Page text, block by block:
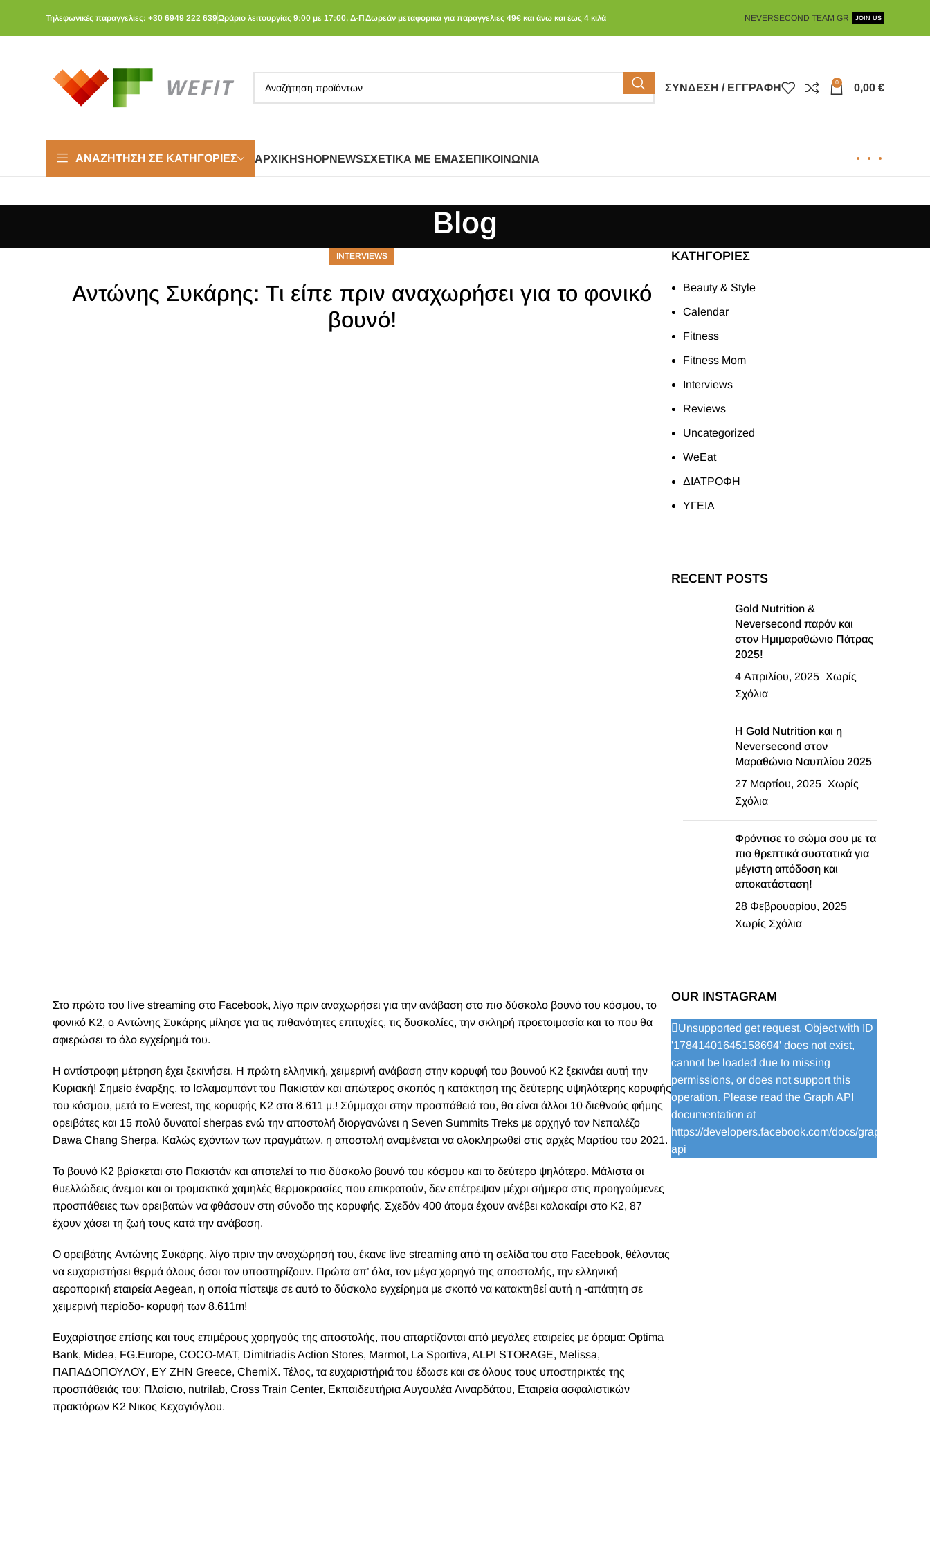
Τηλεφωνικές παραγγελίες: +30 6949 222 639Ωράριο λειτουργίας 9:00 με 17:00, Δ-ΠΔωρεάν μεταφορικά για παραγγελίες 49€ και άνω και έως 4 κιλά NEVERSECOND TEAM GR JOIN US
ΣΎΝΔΕΣΗ / ΕΓΓΡΑΦΉ 0 0,00 €
ΑΝΑΖΉΤΗΣΗ ΣΕ ΚΑΤΗΓΟΡΊΕΣ ΑΡΧΙΚΉSHOPNEWSΣΧΕΤΙΚΆ ΜΕ ΕΜΆΣΕΠΙΚΟΙΝΩΝΊΑ
Blog
INTERVIEWS
Αντώνης Συκάρης: Τι είπε πριν αναχωρήσει για το φονικό
βουνό!
Στο πρώτο του live streaming στο Facebook, λίγο πριν αναχωρήσει για την ανάβαση στο πιο δύσκολο βουνό του κόσμου, το
φονικό Κ2, o Αντώνης Συκάρης μίλησε για τις πιθανότητες επιτυχίες, τις δυσκολίες, την σκληρή προετοιμασία και το που θα
αφιερώσει το όλο εγχείρημά του.
Η αντίστροφη μέτρηση έχει ξεκινήσει. Η πρώτη ελληνική, χειμερινή ανάβαση στην κορυφή του βουνού K2 ξεκινάει αυτή την
Κυριακή! Σημείο έναρξης, το Ισλαμαμπάντ του Πακιστάν και απώτερος σκοπός η κατάκτηση της δεύτερης υψηλότερης κορυφής
του κόσμου, μετά το Everest, της κορυφής Κ2 στα 8.611 μ.! Σύμμαχοι στην προσπάθειά του, θα είναι άλλοι 10 διεθνούς φήμης
ορειβάτες και 15 πολύ δυνατοί sherpas ενώ την αποστολή διοργανώνει η Seven Summits Treks με αρχηγό τον Νεπαλέζο
Dawa Chang Sherpa. Καλώς εχόντων των πραγμάτων, η αποστολή αναμένεται να ολοκληρωθεί στις αρχές Μαρτίου του 2021.
Το βουνό Κ2 βρίσκεται στο Πακιστάν και αποτελεί το πιο δύσκολο βουνό του κόσμου και το δεύτερο ψηλότερο. Μάλιστα οι
θυελλώδεις άνεμοι και οι τρομακτικά χαμηλές θερμοκρασίες που επικρατούν, δεν επέτρεψαν μέχρι σήμερα στις προηγούμενες
προσπάθειες των ορειβατών να φθάσουν στη σύνοδο της κορυφής. Σχεδόν 400 άτομα έχουν ανέβει καλοκαίρι στο Κ2, 87
έχουν χάσει τη ζωή τους κατά την ανάβαση.
Ο ορειβάτης Αντώνης Συκάρης, λίγο πριν την αναχώρησή του, έκανε live streaming από τη σελίδα του στο Facebook, θέλοντας
να ευχαριστήσει θερμά όλους όσοι τον υποστηρίζουν. Πρώτα απ’ όλα, τον μέγα χορηγό της αποστολής, την ελληνική
αεροπορική εταιρεία Aegean, η οποία πίστεψε σε αυτό το δύσκολο εγχείρημα με σκοπό να κατακτηθεί αυτή η -απάτητη σε
χειμερινή περίοδο- κορυφή των 8.611m!
Ευχαρίστησε επίσης και τους επιμέρους χορηγούς της αποστολής, που απαρτίζονται από μεγάλες εταιρείες με όραμα: Optima
Bank, Midea, FG.Europe, COCO-MAT, Dimitriadis Action Stores, Marmot, La Sportiva, ALPI STORAGE, Melissa,
ΠΑΠΑΔΟΠΟΥΛΟΥ, ΕΥ ΖΗΝ Greece, ChemiX. Τέλος, τα ευχαριστήριά του έδωσε και σε όλους τους υποστηρικτές της
προσπάθειάς του: Πλαίσιο, nutrilab, Cross Train Center, Εκπαιδευτήρια Αυγουλέα Λιναρδάτου, Εταιρεία ασφαλιστικών
πρακτόρων Κ2 Νικος Κεχαγιόγλου.
KΑΤΗΓΟΡΊΕΣ
Beauty & Style
Calendar
Fitness
Fitness Mom
Interviews
Reviews
Uncategorized
WeEat
ΔΙΑΤΡΟΦΗ
ΥΓΕΙΑ
RECENT POSTS
Gold Nutrition &
Neversecond παρόν και
στον Ημιμαραθώνιο Πάτρας
2025!
4 Απριλίου, 2025 Χωρίς
Σχόλια
Η Gold Nutrition και η
Neversecond στον
Μαραθώνιο Ναυπλίου 2025
27 Μαρτίου, 2025 Χωρίς
Σχόλια
Φρόντισε το σώμα σου με τα
πιο θρεπτικά συστατικά για
μέγιστη απόδοση και
αποκατάσταση!
28 Φεβρουαρίου, 2025
Χωρίς Σχόλια
OUR INSTAGRAM
Unsupported get request. Object with ID
'17841401645158694' does not exist,
cannot be loaded due to missing
permissions, or does not support this
operation. Please read the Graph API
documentation at
https://developers.facebook.com/docs/graph-
api